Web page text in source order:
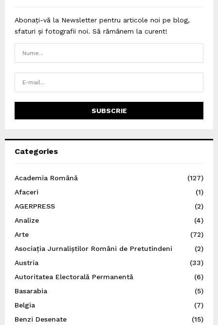
Abonați-vă la Newsletter pentru articole noi pe blog,
sfaturi și fotografii noi. Să rămânem la curent!
Categories
Academia Română
(127)
Afaceri
(1)
AGERPRESS
(2)
Analize
(4)
Arte
(72)
Asociația Jurnaliștilor Români de Pretutindeni
(2)
Austria
(33)
Autoritatea Electorală Permanentă
(6)
Basarabia
(5)
Belgia
(7)
Benzi Desenate
(15)